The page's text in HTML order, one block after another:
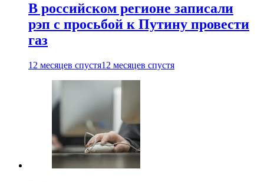
В российском регионе записали
рэп с просьбой к Путину провести
газ
12 месяцев спустя12 месяцев спустя